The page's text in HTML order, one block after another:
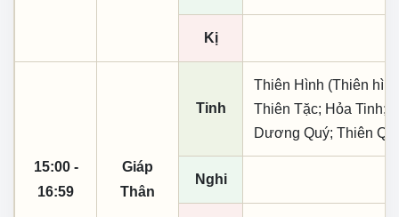
Kị
15:00 -
16:59
Giáp
Thân
Tinh
Thiên Hình (Thiên
Thiên Tặc; Hỏa Tinh;
Dương Quý; Thiên
Nghi